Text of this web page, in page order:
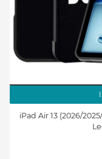
iPad Air 13 (2026/